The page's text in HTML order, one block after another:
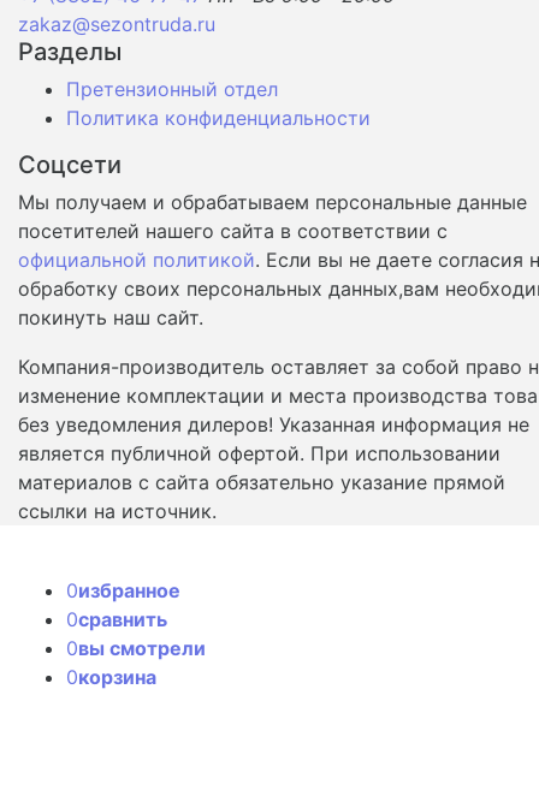
zakaz@sezontruda.ru
Разделы
Претензионный отдел
Политика конфиденциальности
Соцсети
Мы получаем и обрабатываем персональные данные
посетителей нашего сайта в соответствии с
официальной политикой. Если вы не даете согласия
обработку своих персональных данных,вам
покинуть наш сайт.
Компания-производитель оставляет за собой право
изменение комплектации и места производства
без уведомления дилеров! Указанная информация не
является публичной офертой. При использовании
материалов с сайта обязательно указание прямой
ссылки на источник.
0избранное
0сравнить
0вы смотрели
0корзина